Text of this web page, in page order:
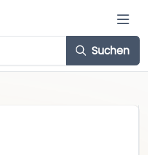
Suchen